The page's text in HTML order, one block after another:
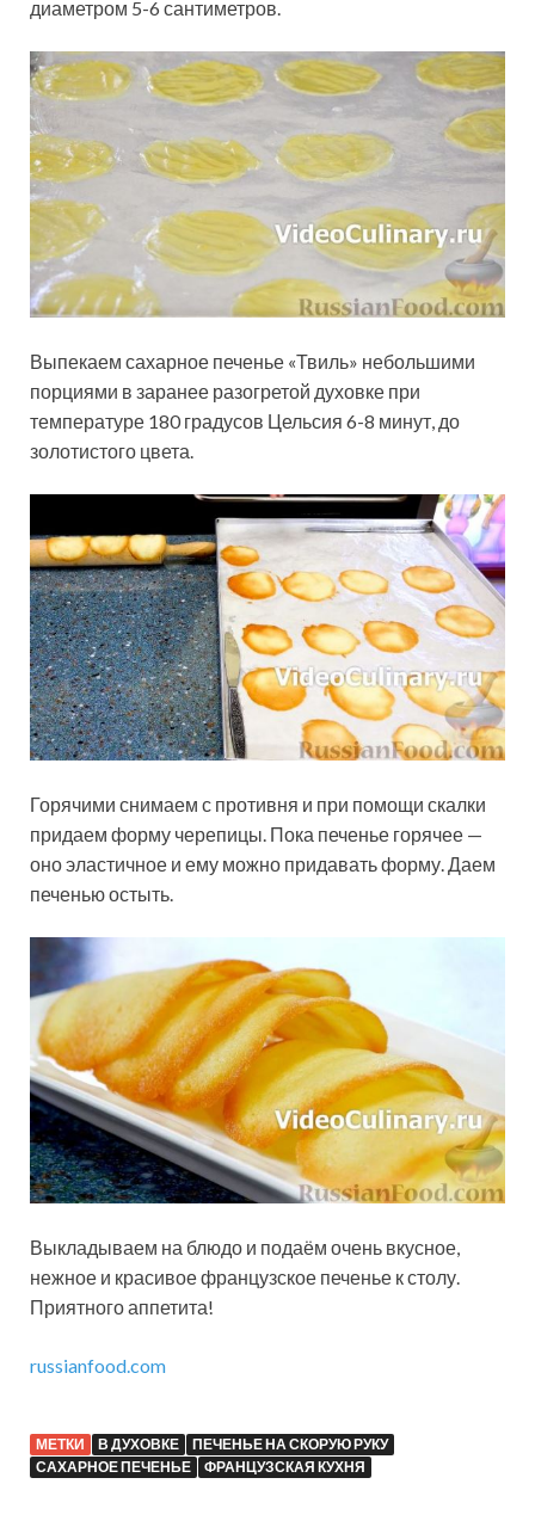
диаметром 5-6 сантиметров.
Выпекаем сахарное печенье «Твиль» небольшими
порциями в заранее разогретой духовке при
температуре 180 градусов Цельсия 6-8 минут, до
золотистого цвета.
Горячими снимаем с противня и при помощи скалки
придаем форму черепицы. Пока печенье горячее —
оно эластичное и ему можно придавать форму. Даем
печенью остыть.
Выкладываем на блюдо и подаём очень вкусное,
нежное и красивое французское печенье к столу.
Приятного аппетита!
russianfood.com
МЕТКИ В ДУХОВКЕ
ПЕЧЕНЬЕ НА СКОРУЮ РУКУ
САХАРНОЕ ПЕЧЕНЬЕ
ФРАНЦУЗСКАЯ КУХНЯ